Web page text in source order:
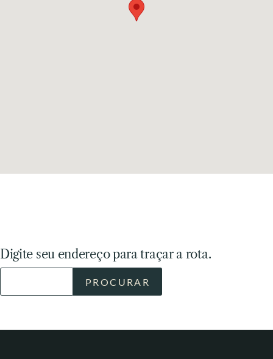
Digite seu endereço para traçar a rota.